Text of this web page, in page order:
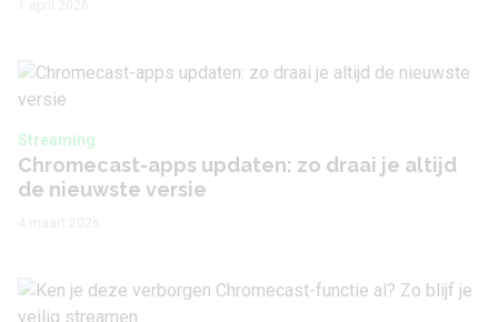
Streaming
Chromecast-apps updaten: zo draai je altijd
de nieuwste versie